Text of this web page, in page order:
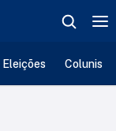
Eleições